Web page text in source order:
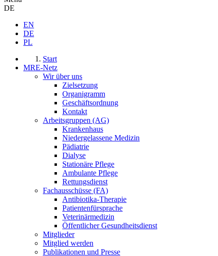
DE
EN
DE
PL
Start
MRE-Netz
Wir über uns
Zielsetzung
Organigramm
Geschäftsordnung
Kontakt
Arbeitsgruppen (AG)
Krankenhaus
Niedergelassene Medizin
Pädiatrie
Dialyse
Stationäre Pflege
Ambulante Pflege
Rettungsdienst
Fachausschüsse (FA)
Antibiotika-Therapie
Patientenfürsprache
Veterinärmedizin
Öffentlicher Gesundheitsdienst
Mitglieder
Mitglied werden
Publikationen und Presse